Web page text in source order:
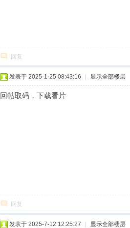
回复
发表于 2025-1-25 08:43:16 显示全部楼层
回帖取码，下载看片
回复
发表于 2025-7-12 12:25:27 显示全部楼层